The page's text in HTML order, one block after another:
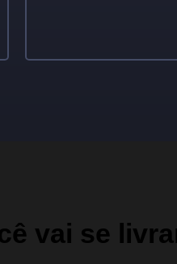
vai se